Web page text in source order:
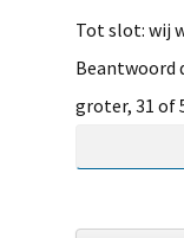
Tot slot: wij
Beantwoord
groter, 31 of